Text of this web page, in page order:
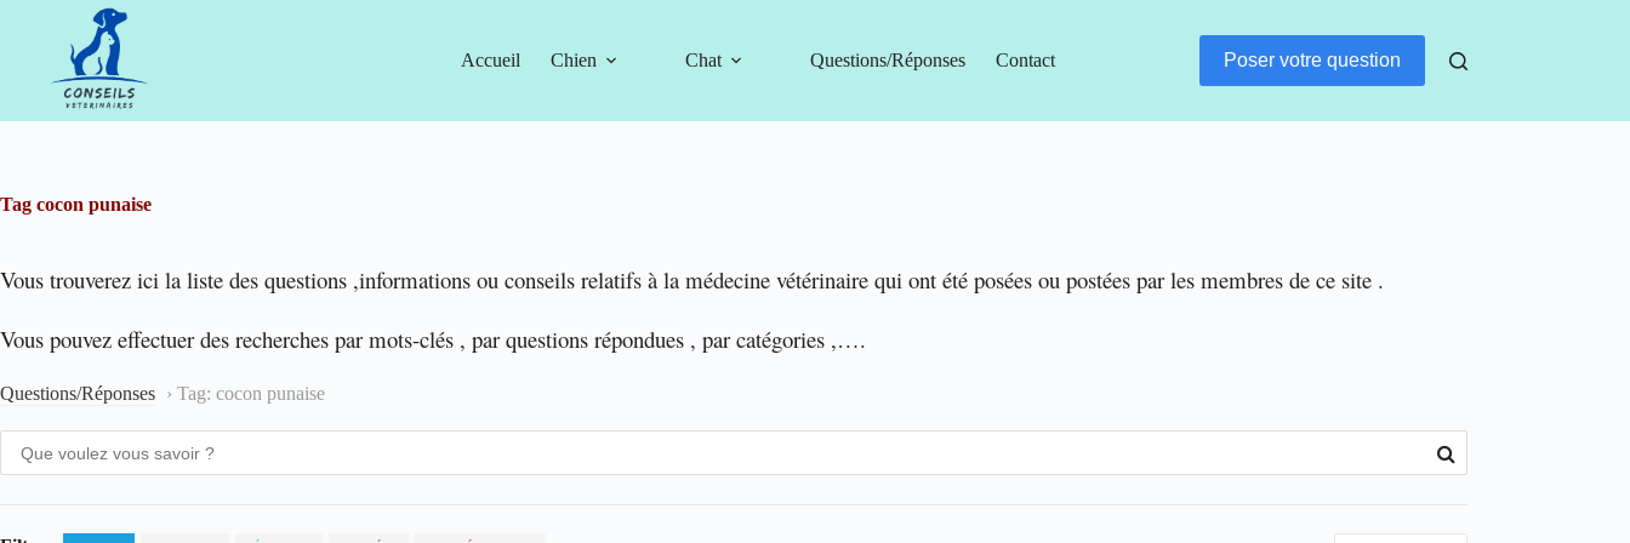
Accueil Chien Chat Questions/Réponses Contact Poser votre question
Tag cocon punaise
Vous trouverez ici la liste des questions ,informations ou conseils relatifs à la médecine vétérinaire qui ont été posées ou postées par les membres de ce site .
Vous pouvez effectuer des recherches par mots-clés , par questions répondues , par catégories ,….
Questions/Réponses › Tag: cocon punaise